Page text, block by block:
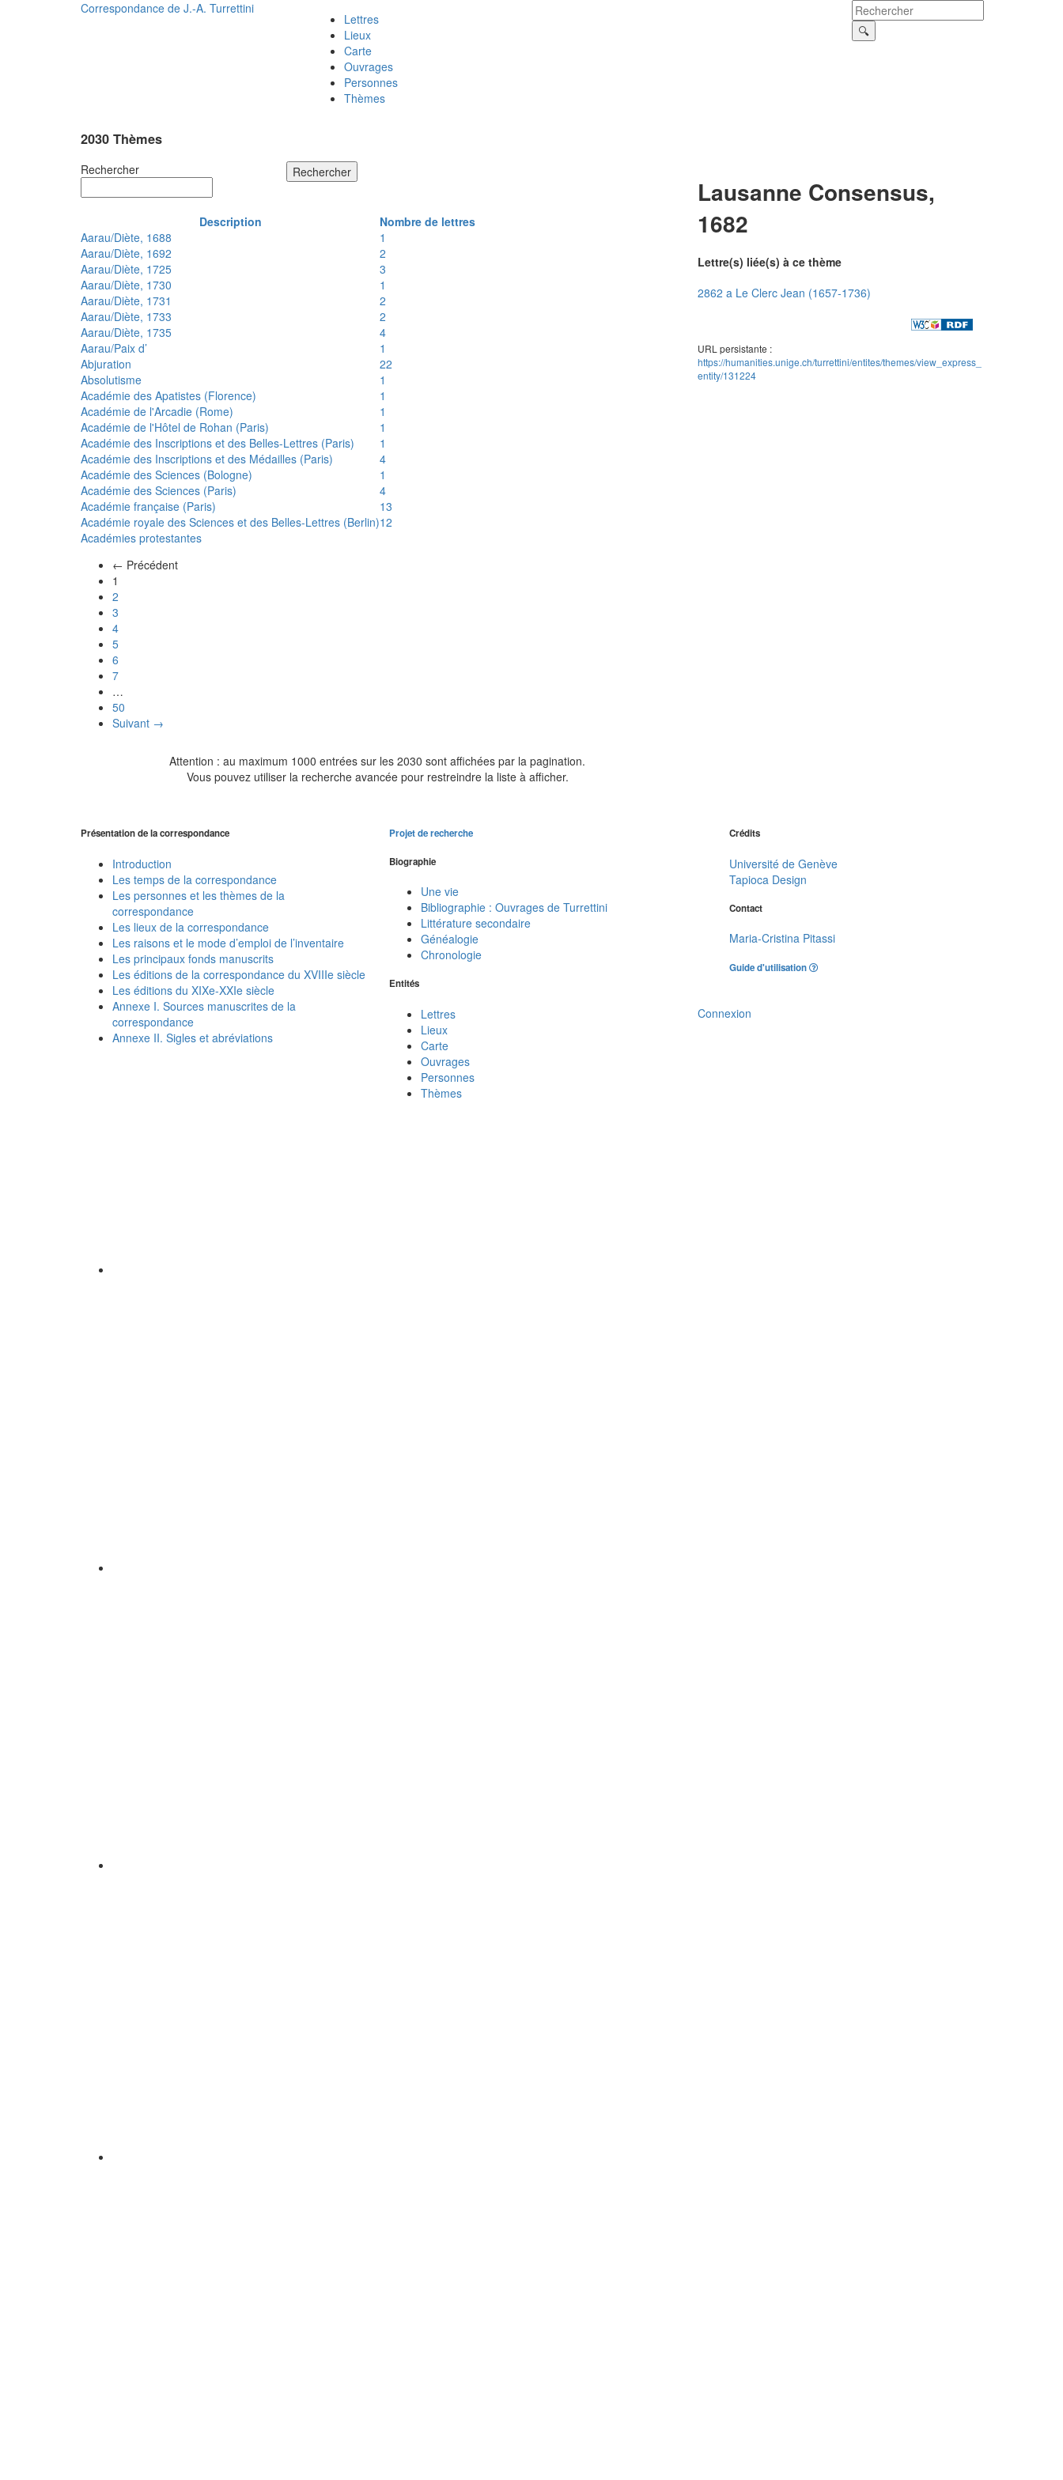
Correspondance de J.-A. Turrettini
Lettres
Lieux
Carte
Ouvrages
Personnes
Thèmes
2030 Thèmes
Rechercher Rechercher
Description
Nombre de lettres
Aarau/Diète, 1688
1
Aarau/Diète, 1692
2
Aarau/Diète, 1725
3
Aarau/Diète, 1730
1
Aarau/Diète, 1731
2
Aarau/Diète, 1733
2
Aarau/Diète, 1735
4
Aarau/Paix d’
1
Abjuration
22
Absolutisme
1
Académie des Apatistes (Florence)
1
Académie de l'Arcadie (Rome)
1
Académie de l'Hôtel de Rohan (Paris)
1
Académie des Inscriptions et des Belles-Lettres (Paris)
1
Académie des Inscriptions et des Médailles (Paris)
4
Académie des Sciences (Bologne)
1
Académie des Sciences (Paris)
4
Académie française (Paris)
13
Académie royale des Sciences et des Belles-Lettres (Berlin)12
Académies protestantes
← Précédent
1
2
3
4
5
6
7
…
50
Suivant →
Attention : au maximum 1000 entrées sur les 2030 sont affichées par la pagination.
Vous pouvez utiliser la recherche avancée pour restreindre la liste à afficher.
Lausanne Consensus,
1682
Lettre(s) liée(s) à ce thème
2862 a Le Clerc Jean (1657-1736)
URL persistante :
https://humanities.unige.ch/turrettini/entites/themes/view_express_
entity/131224
Présentation de la correspondance
Introduction
Les temps de la correspondance
Les personnes et les thèmes de la
correspondance
Les lieux de la correspondance
Les raisons et le mode d’emploi de l’inventaire
Les principaux fonds manuscrits
Les éditions de la correspondance du XVIIIe siècle
Les éditions du XIXe-XXIe siècle
Annexe I. Sources manuscrites de la
correspondance
Annexe II. Sigles et abréviations
Projet de recherche
Biographie
Une vie
Bibliographie : Ouvrages de Turrettini
Littérature secondaire
Généalogie
Chronologie
Entités
Lettres
Lieux
Carte
Ouvrages
Personnes
Thèmes
Crédits
Université de Genève
Tapioca Design
Contact
Maria-Cristina Pitassi
Guide d'utilisation
Connexion